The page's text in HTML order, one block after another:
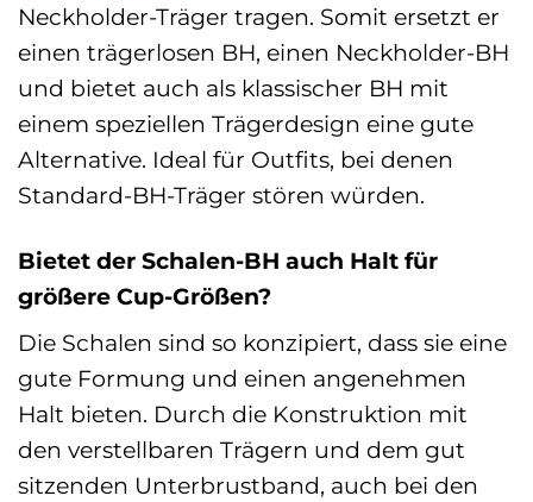
Neckholder-Träger tragen. Somit ersetzt er
einen trägerlosen BH, einen Neckholder-BH
und bietet auch als klassischer BH mit
einem speziellen Trägerdesign eine gute
Alternative. Ideal für Outfits, bei denen
Standard-BH-Träger stören würden.
Bietet der Schalen-BH auch Halt für
größere Cup-Größen?
Die Schalen sind so konzipiert, dass sie eine
gute Formung und einen angenehmen
Halt bieten. Durch die Konstruktion mit
den verstellbaren Trägern und dem gut
sitzenden Unterbrustband, auch bei den